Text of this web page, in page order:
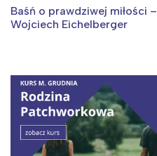
Baśń o prawdziwej miłości –
Wojciech Eichelberger